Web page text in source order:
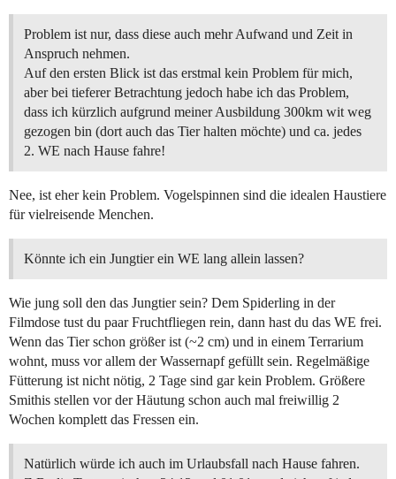
Problem ist nur, dass diese auch mehr Aufwand und Zeit in
Anspruch nehmen.
Auf den ersten Blick ist das erstmal kein Problem für mich,
aber bei tieferer Betrachtung jedoch habe ich das Problem,
dass ich kürzlich aufgrund meiner Ausbildung 300km wit weg
gezogen bin (dort auch das Tier halten möchte) und ca. jedes
2. WE nach Hause fahre!
Nee, ist eher kein Problem. Vogelspinnen sind die idealen Haustiere
für vielreisende Menchen.
Könnte ich ein Jungtier ein WE lang allein lassen?
Wie jung soll den das Jungtier sein? Dem Spiderling in der
Filmdose tust du paar Fruchtfliegen rein, dann hast du das WE frei.
Wenn das Tier schon größer ist (~2 cm) und in einem Terrarium
wohnt, muss vor allem der Wassernapf gefüllt sein. Regelmäßige
Fütterung ist nicht nötig, 2 Tage sind gar kein Problem. Größere
Smithis stellen vor der Häutung schon auch mal freiwillig 2
Wochen komplett das Fressen ein.
Natürlich würde ich auch im Urlaubsfall nach Hause fahren.